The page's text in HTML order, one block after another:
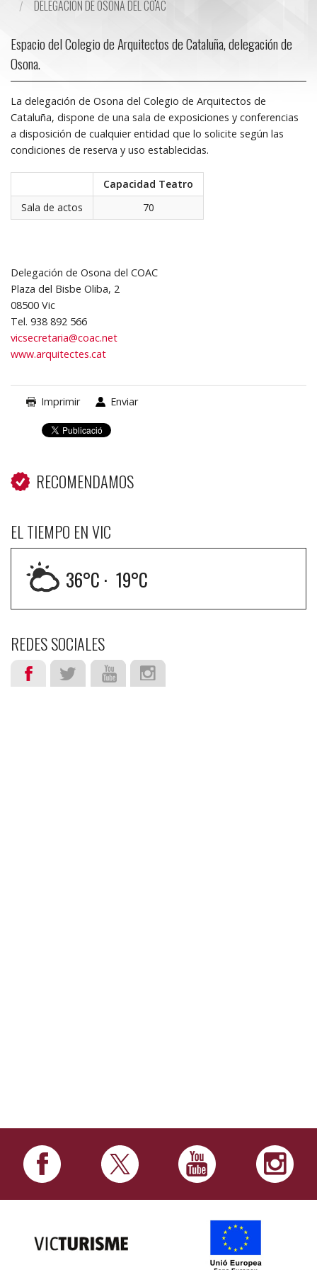
DELEGACIÓN DE OSONA DEL COAC
Espacio del Colegio de Arquitectos de Cataluña, delegación de
Osona.
La delegación de Osona del Colegio de Arquitectos de
Cataluña, dispone de una sala de exposiciones y conferencias
a disposición de cualquier entidad que lo solicite según las
condiciones de reserva y uso establecidas.
Capacidad Teatro
Sala de actos
70
Delegación de Osona del COAC
Plaza del Bisbe Oliba, 2
08500 Vic
Tel. 938 892 566
vicsecretaria@coac.net
www.arquitectes.cat
Imprimir Enviar
RECOMENDAMOS
EL TIEMPO EN VIC
36°C · 19°C
REDES SOCIALES